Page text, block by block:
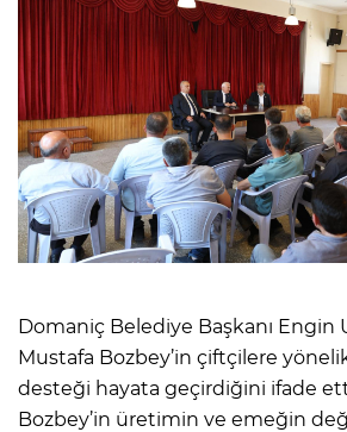
Domaniç Belediye Başkanı Engin
Mustafa Bozbey’in çiftçilere
desteği hayata geçirdiğini ifade
Bozbey’in üretimin ve emeğin